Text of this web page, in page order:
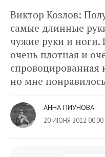
Виктор Козлов:
самые длинные
чужие руки и
очень плотная и
спровоцированная
но мне понравилось
АННА ПИУНОВА
20 ИЮНЯ 2012 00:00